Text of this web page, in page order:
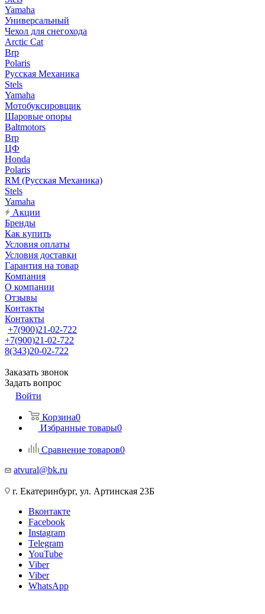
Yamaha
Универсальный
Чехол для снегохода
Arctic Cat
Brp
Polaris
Русская Механика
Stels
Yamaha
Мотобуксировщик
Шаровые опоры
Baltmotors
Brp
ЦФ
Honda
Polaris
RM (Русская Механика)
Stels
Yamaha
Акции
Бренды
Как купить
Условия оплаты
Условия доставки
Гарантия на товар
Компания
О компании
Отзывы
Контакты
Контакты
+7(900)21-02-722
+7(900)21-02-722
8(343)20-02-722
Заказать звонок
Задать вопрос
Войти
Корзина0
Избранные товары0
Сравнение товаров0
atvural@bk.ru
г. Екатеринбург, ул. Артинская 23Б
Вконтакте
Facebook
Instagram
Telegram
YouTube
Viber
Viber
WhatsApp